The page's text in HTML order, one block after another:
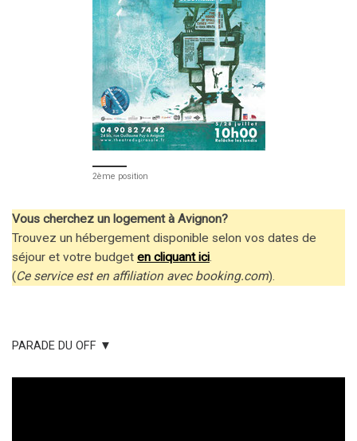
2ème position
Vous cherchez un logement à Avignon?
Trouvez un hébergement disponible selon vos dates de
séjour et votre budget en cliquant ici.
(Ce service est en affiliation avec booking.com).
PARADE DU OFF ▼